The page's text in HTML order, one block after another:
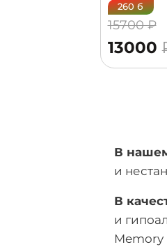
260 б
15700 ₽
13000
В
и
В
и
Memory